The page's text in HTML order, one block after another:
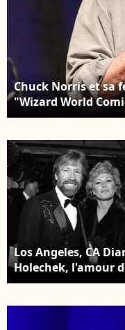
Chuck Norris et sa
"Wizard World
2017. © Ricky
Los Angeles, CA
Holechek, l'amour
lycée de Chuck